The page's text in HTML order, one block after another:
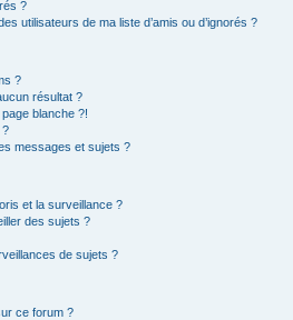
?
utilisateurs de ma liste d’amis ou d’ignorés ?
?
résultat ?
blanche ?!
?
messages et sujets ?
et la surveillance ?
des sujets ?
de sujets ?
ce forum ?